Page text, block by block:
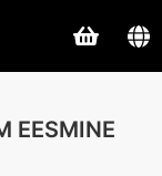
EESMINE